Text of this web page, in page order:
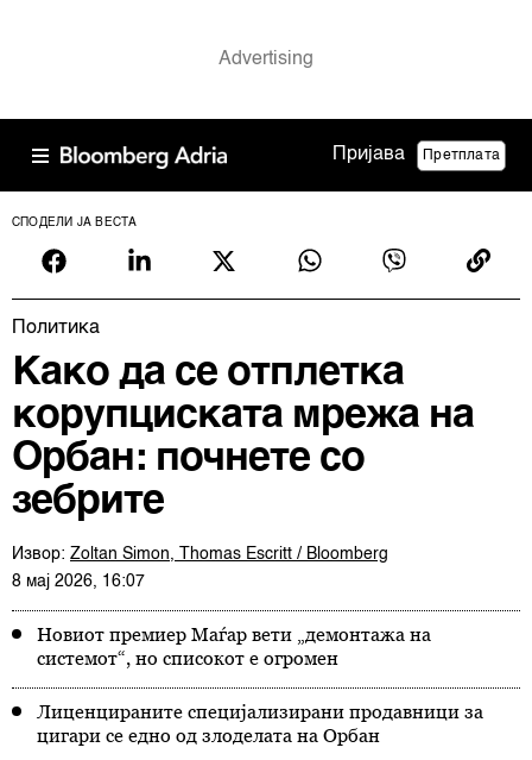
Пријава Претплата
СПОДЕЛИ ЈА ВЕСТА
Политика
Како да се отплетка
корупциската мрежа на
Орбан: почнете со
зебрите
Извор: Zoltan Simon, Thomas Escritt / Bloomberg
8 мај 2026, 16:07
Новиот премиер Маѓар вети „демонтажа на
системот“, но списокот е огромен
Лиценцираните специјализирани продавници за
цигари се едно од злоделата на Орбан